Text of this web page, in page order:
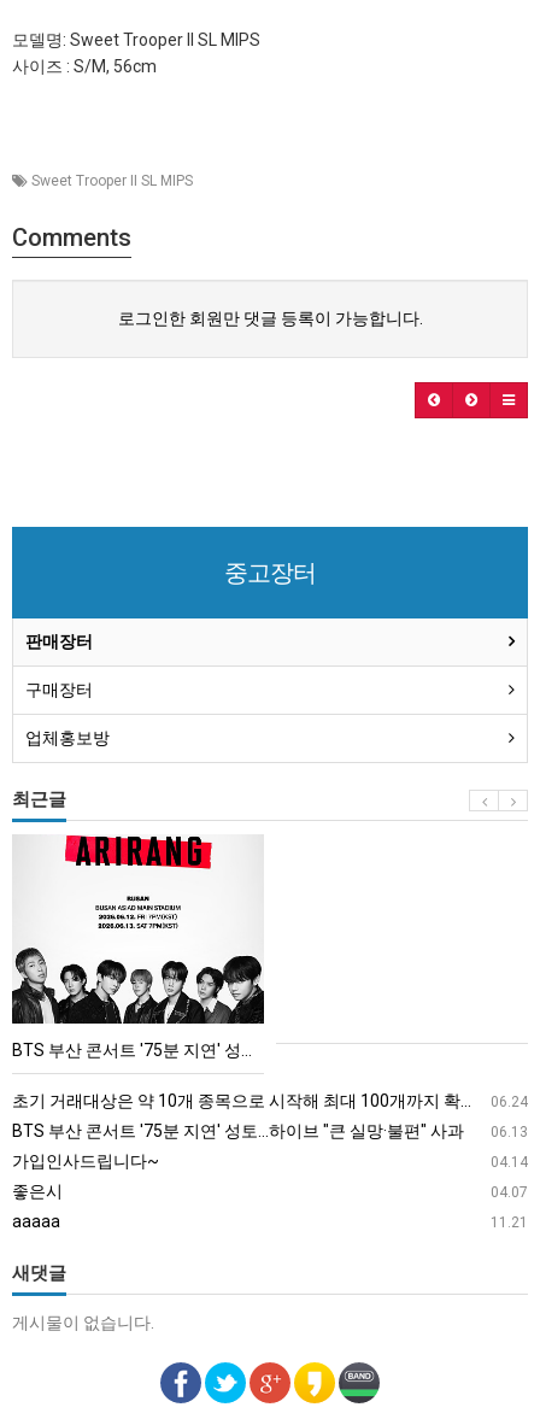
모델명: Sweet Trooper II SL MIPS
사이즈 : S/M, 56cm
Sweet Trooper II SL MIPS
Comments
로그인한 회원만 댓글 등록이 가능합니다.
중고장터
판매장터
구매장터
업체홍보방
최근글
서
트
'75
분
연'
성
토…
브
"큰
실
BTS 부산 콘서트 '75분 지연' 성토…하이브 "큰 실망·불편" 사과
06.24
초기 거래대상은 약 10개 종목으로 시작해 최대 100개까지 확대할 방침이다. 구체적인 거래 대상 ETF는 아직 확정되지 않았지만, 시장 대표성이나 거래량을 고려해 선정할 계획이다.
06.13
BTS 부산 콘서트 '75분 지연' 성토…하이브 "큰 실망·불편" 사과
04.14
가입인사드립니다~
04.07
좋은시
11.21
aaaaa
새댓글
게시물이 없습니다.